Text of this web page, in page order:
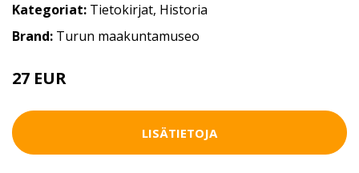
Kategoriat: Tietokirjat, Historia
Brand: Turun maakuntamuseo
27 EUR
LISÄTIETOJA